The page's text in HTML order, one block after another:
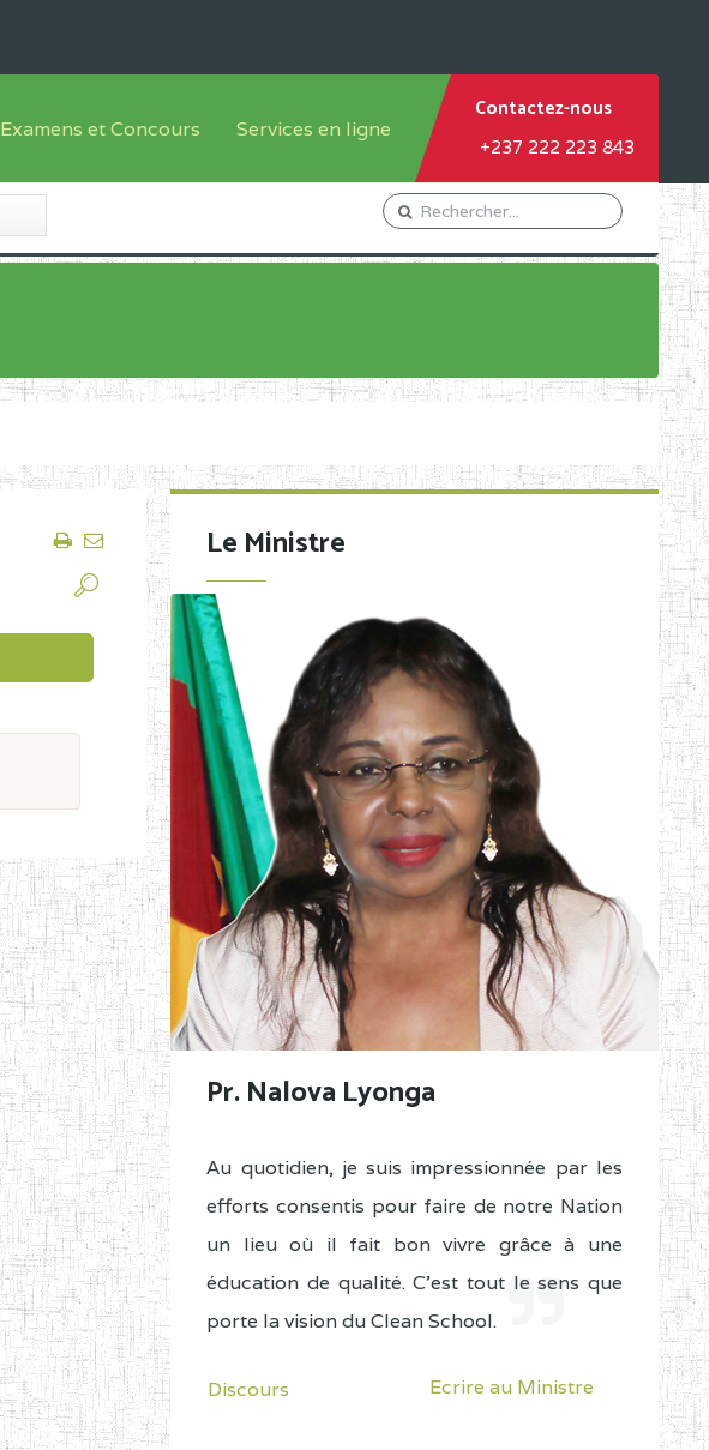
Sous système francophone
Examens et Concours
des candidats
Services en ligne
Orientation Conseil
Gestion du Personnel
Demande de subvention
Contactez-nous
+237 222 223 843
Le Ministre
Pr. Nalova Lyonga
Au quotidien, je suis impressionnée par les
efforts consentis pour faire de notre Nation
un lieu où il fait bon vivre grâce à une
éducation de qualité. C'est tout le sens que
porte la vision du Clean School.
Discours Ecrire au Ministre